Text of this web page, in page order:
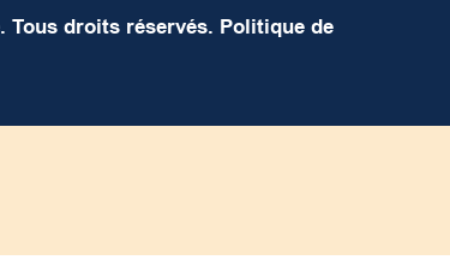
Tous droits réservés. Politique de